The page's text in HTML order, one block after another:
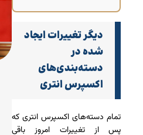
دیگر تغییرات ایجاد
شده در
دسته‌بندی‌های
اکسپرس انتری
تمام دسته‌های اکسپرس انتری که
پس از تغییرات امروز باقی